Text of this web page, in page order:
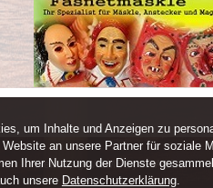
Webdesign / CMS by ARANES
um Inhalte und Anzeigen zu
Website an unsere Partner für soziale
Ihrer Nutzung der Dienste
unsere Datenschutzerklärung.